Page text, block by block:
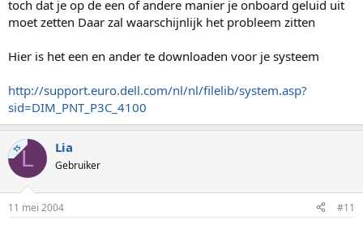
toch dat je op de een of andere manier je onboard geluid uit
moet zetten Daar zal waarschijnlijk het probleem zitten
Hier is het een en ander te downloaden voor je systeem
http://support.euro.dell.com/nl/nl/filelib/system.asp?
sid=DIM_PNT_P3C_4100
TSL Lia
Gebruiker
11 mei 2004 #11